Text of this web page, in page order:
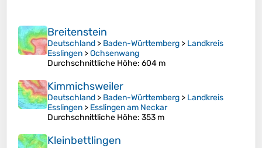
Breitenstein
Deutschland > Baden-Württemberg > Landkreis
Esslingen >Ochsenwang
Durchschnittliche Höhe: 604 m
Kimmichsweiler
Deutschland > Baden-Württemberg > Landkreis
Esslingen > Esslingen am Neckar
Durchschnittliche Höhe: 353 m
Kleinbettlingen